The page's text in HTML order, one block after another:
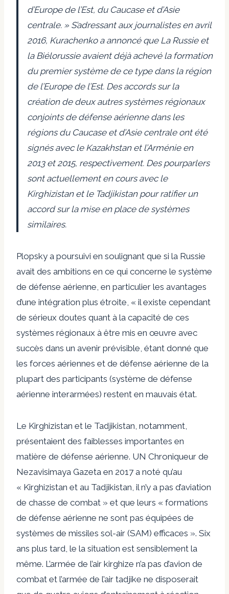
d’Europe de l’Est, du Caucase et d’Asie
centrale. » S’adressant aux journalistes en avril
2016, Kurachenko a annoncé queLa Russie et
la Biélorussie avaient déjà achevé la formation
du premier système de ce type dans la région
de l’Europe de l’Est. Des accords sur la
création de deux autres systèmes régionaux
conjoints de défense aérienne dans les
régions du Caucase et d’Asie centrale ont été
signés avec le Kazakhstan et l’Arménie en
2013 et 2015, respectivement. Des pourparlers
sont actuellement en cours avec le
Kirghizistan et le Tadjikistan pour ratifier un
accord sur la mise en place de systèmes
similaires.
Plopsky a poursuivi en soulignant que si la Russie
avait des ambitions en ce qui concerne le système
de défense aérienne, en particulier les avantages
d’une intégration plus étroite, « il existe cependant
de sérieux doutes quant à la capacité de ces
systèmes régionaux à être mis en œuvre avec
succès dans un avenir prévisible, étant donné que
les forces aériennes et de défense aérienne de la
plupart des participants (système de défense
aérienne interarmées) restent en mauvais état.
Le Kirghizistan et le Tadjikistan, notamment,
présentaient des faiblesses importantes en
matière de défense aérienne. UN Chroniqueur de
Nezavisimaya Gazeta en 2017a noté qu’au
« Kirghizistan et au Tadjikistan, il n’y a pas d’aviation
de chasse de combat » et que leurs « formations
de défense aérienne ne sont pas équipées de
systèmes de missiles sol-air (SAM) efficaces ». Six
ans plus tard, le la situation est sensiblement la
même. L’armée de l’air kirghize n’a pas d’avion de
combat et l’armée de l’air tadjike ne disposerait